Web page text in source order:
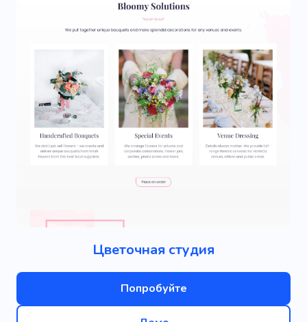
Цветочная студия
Попробуйте